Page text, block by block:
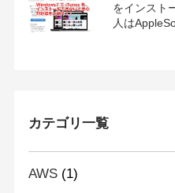
をインスト
人は
カテゴリ一覧
AWS(1)